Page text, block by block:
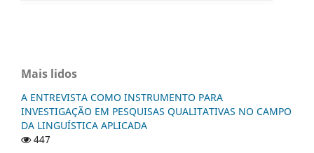
Mais lidos
A ENTREVISTA COMO INSTRUMENTO PARA
INVESTIGAÇÃO EM PESQUISAS QUALITATIVAS NO CAMPO
DA LINGUÍSTICA APLICADA
447